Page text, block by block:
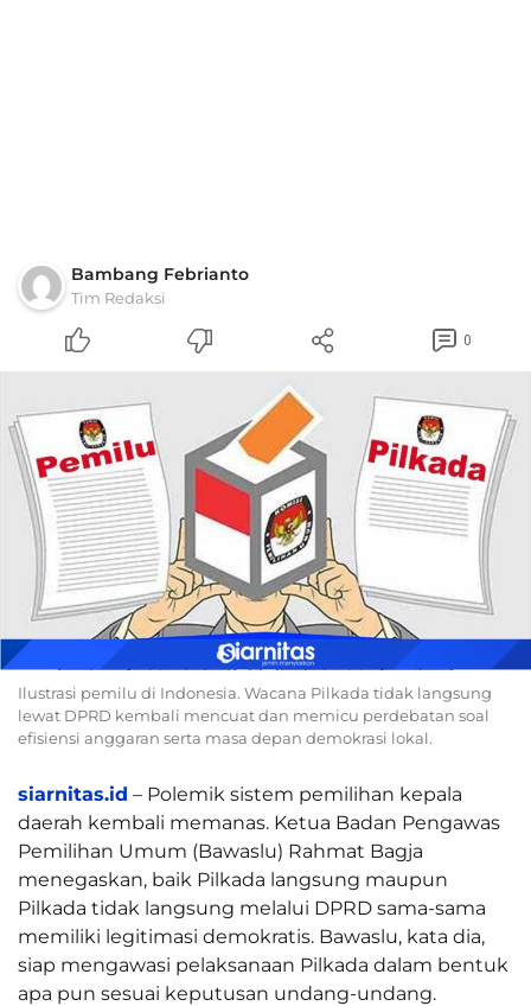
Bambang Febrianto
Tim Redaksi
0
Ilustrasi pemilu di Indonesia. Wacana Pilkada tidak langsung
lewat DPRD kembali mencuat dan memicu perdebatan soal
efisiensi anggaran serta masa depan demokrasi lokal.
siarnitas.id – Polemik sistem pemilihan kepala
daerah kembali memanas. Ketua Badan Pengawas
Pemilihan Umum (Bawaslu) Rahmat Bagja
menegaskan, baik Pilkada langsung maupun
Pilkada tidak langsung melalui DPRD sama-sama
memiliki legitimasi demokratis. Bawaslu, kata dia,
siap mengawasi pelaksanaan Pilkada dalam bentuk
apa pun sesuai keputusan undang-undang.